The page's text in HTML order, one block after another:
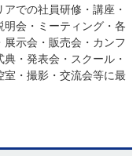
での社員研修・講座・
会・ミーティング・各
示会・販売会・カンフ
・発表会・スクール・
・撮影・交流会等に最